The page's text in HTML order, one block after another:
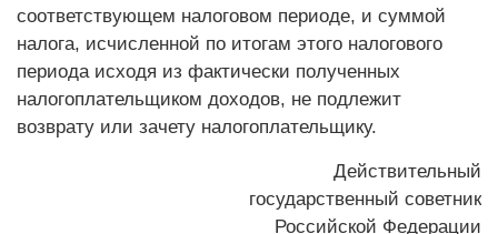
соответствующем налоговом периоде, и суммой
налога, исчисленной по итогам этого налогового
периода исходя из фактически полученных
налогоплательщиком доходов, не подлежит
возврату или зачету налогоплательщику.
Действительный
государственный советник
Российской Федерации